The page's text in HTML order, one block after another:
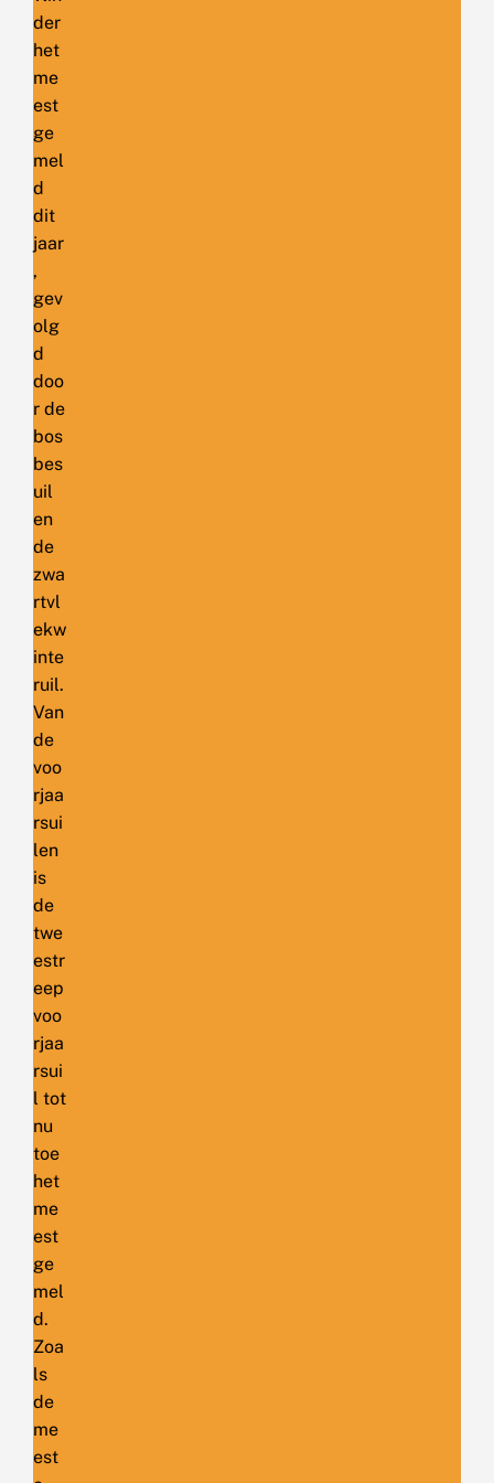
der
het
me
est
ge
mel
d
dit
jaar
,
gev
olg
d
doo
r de
bos
bes
uil
en
de
zwa
rtvl
ekw
inte
ruil.
Van
de
voo
rjaa
rsui
len
is
de
twe
estr
eep
voo
rjaa
rsui
l tot
nu
toe
het
me
est
ge
mel
d.
Zoa
ls
de
me
est